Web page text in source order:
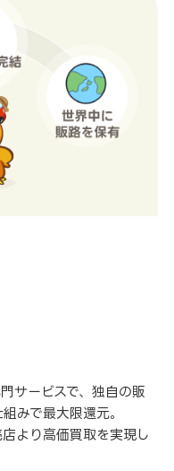
サービスで、独自の販
みで最大限還元。
より高価買取を実現し